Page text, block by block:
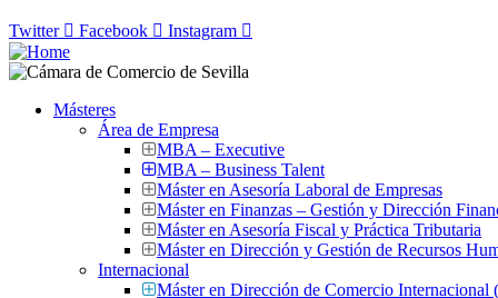
Twitter Facebook Instagram
Másteres
Área de Empresa
MBA – Executive
MBA – Business Talent
Máster en Asesoría Laboral de Empresas
Máster en Finanzas – Gestión y Dirección
Máster en Asesoría Fiscal y Práctica Tributaria
Máster en Dirección y Gestión de Recursos
Internacional
Máster en Dirección de Comercio